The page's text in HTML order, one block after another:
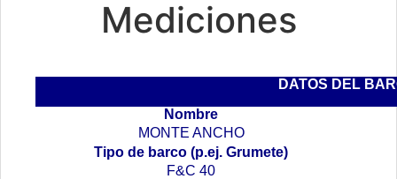
Mediciones
DATOS DEL
Nombre
MONTE ANCHO
Tipo de barco (p.ej. Grumete)
F&C 40